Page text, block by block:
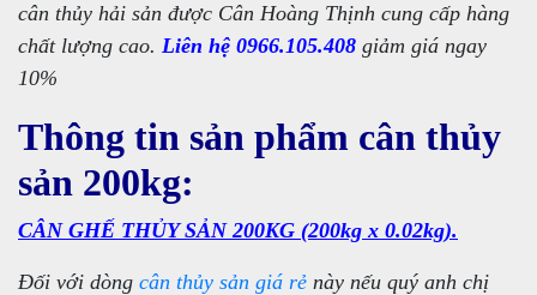
cân thủy hải sản được Cân Hoàng Thịnh cung cấp hàng
chất lượng cao. Liên hệ 0966.105.408 giảm giá ngay
10%
Thông tin sản phẩm cân thủy
sản 200kg:
CÂN GHẾ THỦY SẢN 200KG (200kg x 0.02kg).
Đối với dòng cân thủy sản giá rẻ này nếu quý anh chị